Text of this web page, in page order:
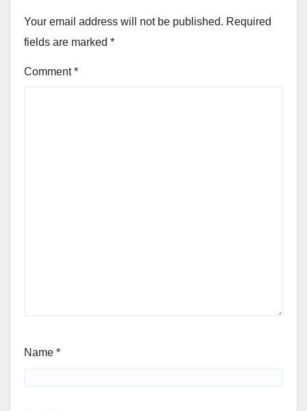
Your email address will not be published. Required
fields are marked *
Comment*
Name *